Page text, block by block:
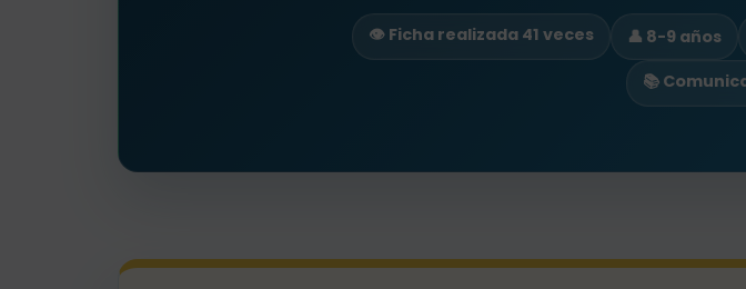
👁️ Ficha realizada 41 veces 👤 8-9 años
📚